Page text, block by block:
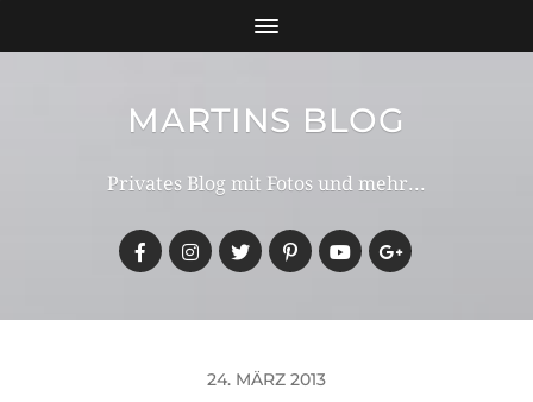
MARTINS BLOG
Privates Blog mit Fotos und mehr...
24. MÄRZ 2013